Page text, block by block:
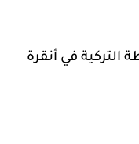
التركية في أنقرة